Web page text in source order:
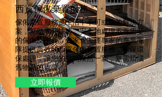
西貢傢俬棄置服務
傢俬棄置服務是生活中不可或缺的解決方
案，幫助客戶快速、安全地處理不再需要
的傢俬及家具。壹家壹搬運專家的專業團
隊提供高效的西貢傢俬棄置服務，確保環
保處理，讓您的空間煥然一新，無需煩惱
舊物品的處理。
立即報價